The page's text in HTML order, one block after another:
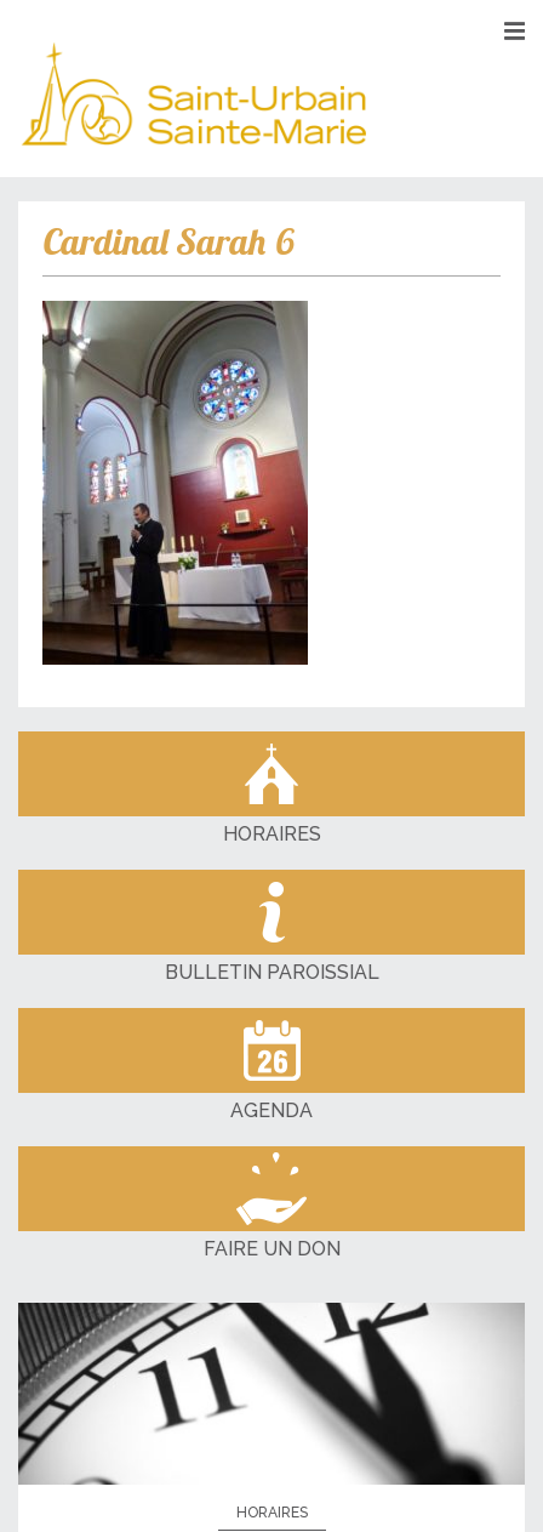
Cardinal Sarah 6
HORAIRES
BULLETIN PAROISSIAL
AGENDA
FAIRE UN DON
HORAIRES